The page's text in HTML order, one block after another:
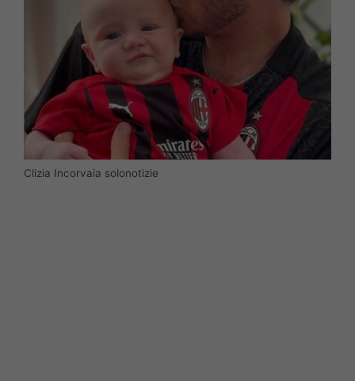
Clizia Incorvaia solonotizie